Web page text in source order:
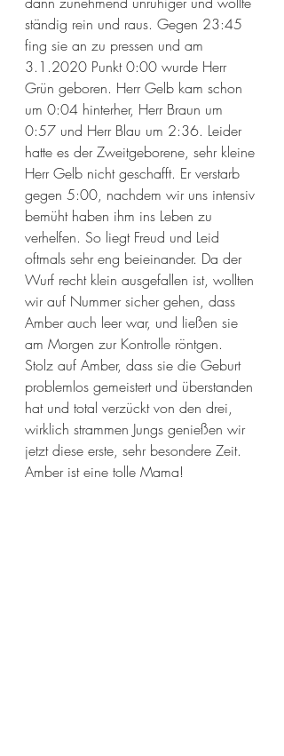
ständig rein und raus. Gegen 23:45
fing sie an zu pressen und am
3.1.2020 Punkt 0:00 wurde Herr
Grün geboren. Herr Gelb kam schon
um 0:04 hinterher, Herr Braun um
0:57 und Herr Blau um 2:36. Leider
hatte es der Zweitgeborene, sehr kleine
Herr Gelb nicht geschafft. Er verstarb
gegen 5:00, nachdem wir uns intensiv
bemüht haben ihm ins Leben zu
verhelfen. So liegt Freud und Leid
oftmals sehr eng beieinander. Da der
Wurf recht klein ausgefallen ist, wollten
wir auf Nummer sicher gehen, dass
Amber auch leer war, und ließen sie
am Morgen zur Kontrolle röntgen.
Stolz auf Amber, dass sie die Geburt
problemlos gemeistert und überstanden
hat und total verzückt von den drei,
wirklich strammen Jungs genießen wir
jetzt diese erste, sehr besondere Zeit.
Amber ist eine tolle Mama!